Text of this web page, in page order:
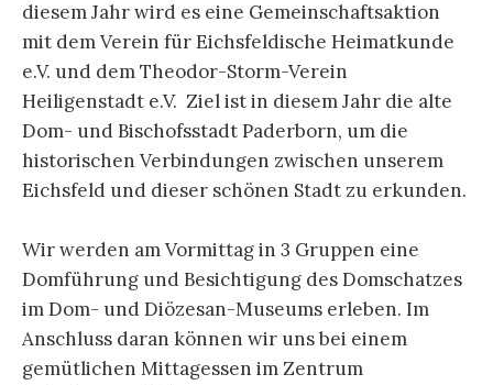
diesem Jahr wird es eine Gemeinschaftsaktion
mit dem Verein für Eichsfeldische Heimatkunde
e.V. und dem Theodor-Storm-Verein
Heiligenstadt e.V. Ziel ist in diesem Jahr die alte
Dom- und Bischofsstadt Paderborn, um die
historischen Verbindungen zwischen unserem
Eichsfeld und dieser schönen Stadt zu erkunden.
Wir werden am Vormittag in 3 Gruppen eine
Domführung und Besichtigung des Domschatzes
im Dom- und Diözesan-Museums erleben. Im
Anschluss daran können wir uns bei einem
gemütlichen Mittagessen im Zentrum